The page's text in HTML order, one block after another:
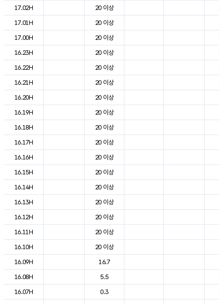
17.02H
20 이상
17.01H
20 이상
17.00H
20 이상
16.23H
20 이상
16.22H
20 이상
16.21H
20 이상
16.20H
20 이상
16.19H
20 이상
16.18H
20 이상
16.17H
20 이상
16.16H
20 이상
16.15H
20 이상
16.14H
20 이상
16.13H
20 이상
16.12H
20 이상
16.11H
20 이상
16.10H
20 이상
16.09H
16.7
16.08H
5.5
16.07H
0.3